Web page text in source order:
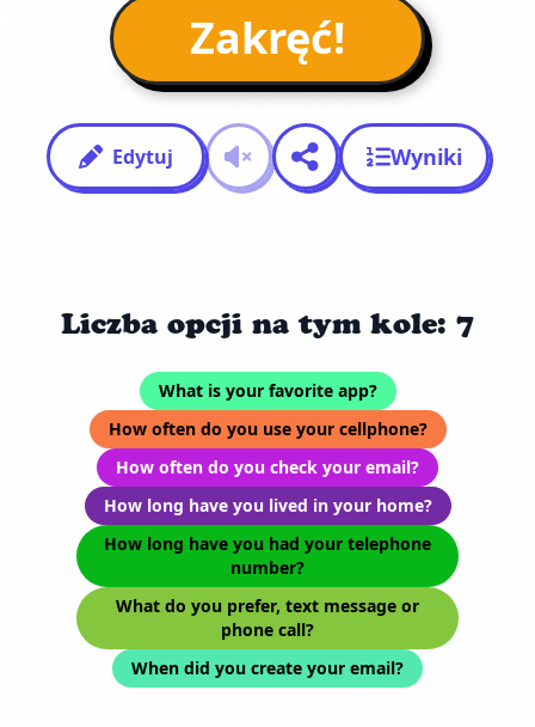
Zakręć!
Edytuj Wyniki
Liczba opcji na tym kole: 7
What is your favorite app?
How often do you use your cellphone?
How often do you check your email?
How long have you lived in your home?
How long have you had your telephone
number?
What do you prefer, text message or
phone call?
When did you create your email?